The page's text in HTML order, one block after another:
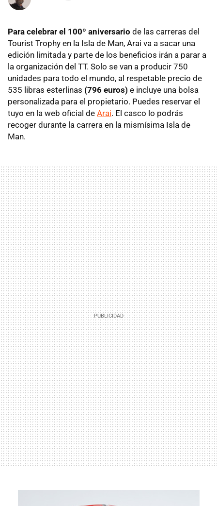
Para celebrar el 100º aniversario de las carreras del
Tourist Trophy en la Isla de Man, Arai va a sacar una
edición limitada y parte de los beneficios irán a parar a
la organización del TT. Solo se van a producir 750
unidades para todo el mundo, al respetable precio de
535 libras esterlinas (796 euros) e incluye una bolsa
personalizada para el propietario. Puedes reservar el
tuyo en la web oficial de Arai. El casco lo podrás
recoger durante la carrera en la mismísima Isla de
Man.